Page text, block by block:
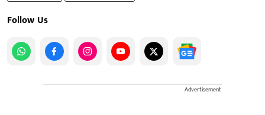
Follow Us
Advertisement